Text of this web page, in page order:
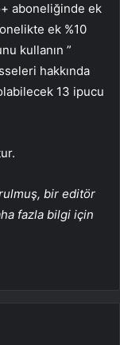
aboneliğinde ek
ek %10
kullanın ”
hakkında
13 ipucu
bir editör
fazla bilgi için